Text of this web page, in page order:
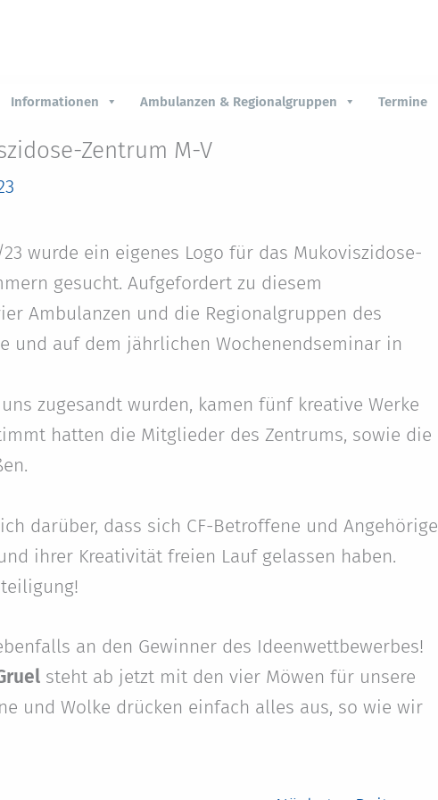
Informationen Ambulanzen & Regionalgruppen Termine
Zentrum M-V
wurde ein eigenes Logo für das Mukoviszidose-
gesucht. Aufgefordert zu diesem
Ambulanzen und die Regionalgruppen des
und auf dem jährlichen Wochenendseminar in
zugesandt wurden, kamen fünf kreative Werke
hatten die Mitglieder des Zentrums, sowie die
darüber, dass sich CF-Betroffene und Angehörige
ihrer Kreativität freien Lauf gelassen haben.
an den Gewinner des Ideenwettbewerbes!
steht ab jetzt mit den vier Möwen für unsere
und Wolke drücken einfach alles aus, so wie wir